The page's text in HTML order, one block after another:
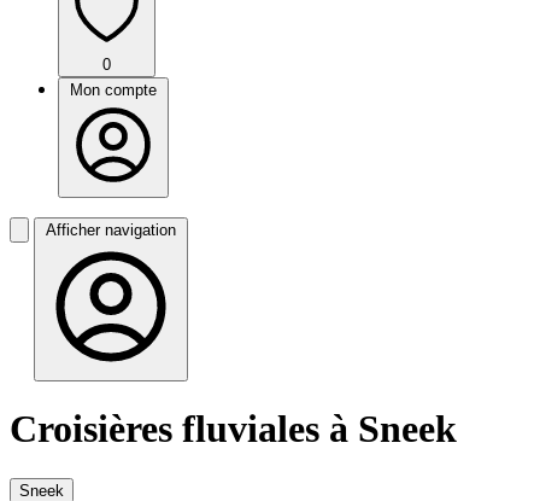
0
Mon compte
Afficher navigation
Croisières fluviales à Sneek
Sneek